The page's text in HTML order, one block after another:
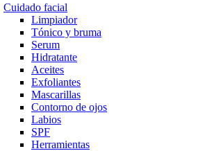
Cuidado facial
Limpiador
Tónico y bruma
Serum
Hidratante
Aceites
Exfoliantes
Mascarillas
Contorno de ojos
Labios
SPF
Herramientas